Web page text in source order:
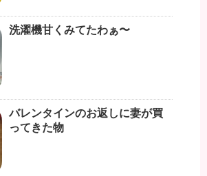
洗濯機甘くみてたわぁ〜
バレンタインのお返しに妻が買
ってきた物